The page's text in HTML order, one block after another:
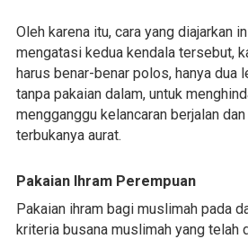
Oleh karena itu, cara yang diajarkan
mengatasi kedua kendala tersebut,
harus benar-benar polos, hanya dua
tanpa pakaian dalam, untuk
mengganggu kelancaran berjalan
terbukanya aurat.
Pakaian Ihram Perempuan
Pakaian ihram bagi muslimah pada
kriteria busana muslimah yang telah